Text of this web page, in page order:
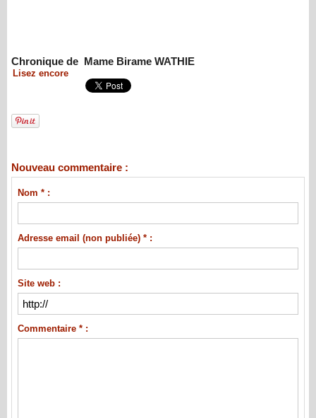
Chronique de ​ Mame Birame WATHIE
Lisez encore
Nouveau commentaire :
Nom * :
Adresse email (non publiée) * :
Site web :
Commentaire * :